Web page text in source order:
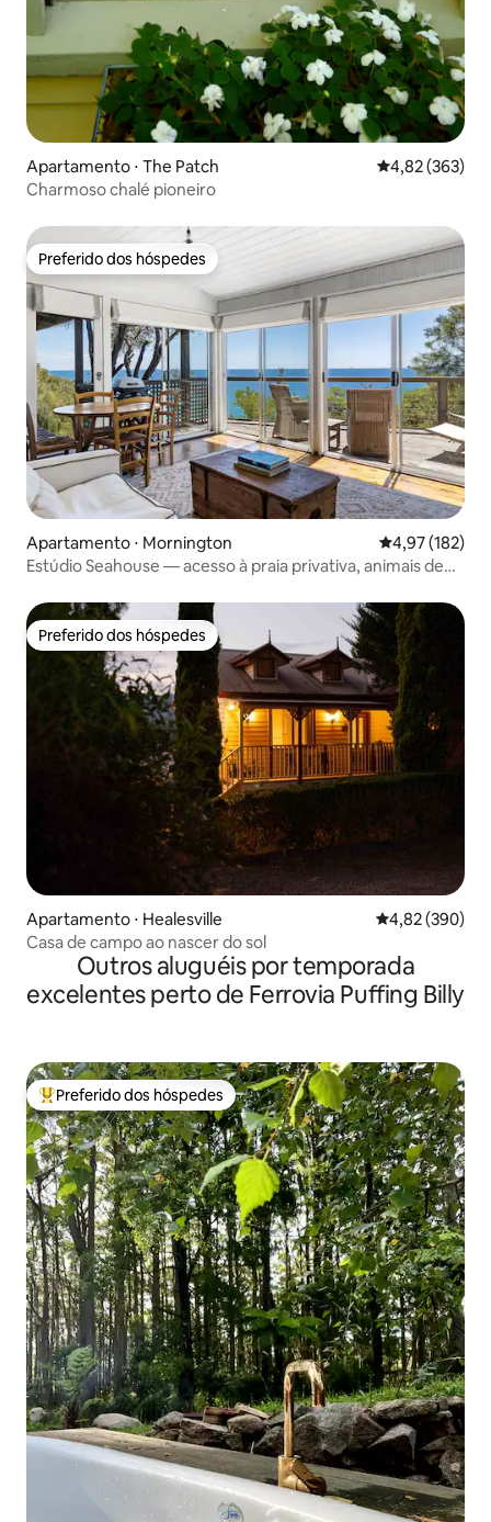
Apartamento ⋅ The Patch 4,82 de uma
4,82 (363)
Charmoso chalé pioneiro
Preferido dos hóspedes
Preferido dos hóspedes
Apartamento ⋅ Mornington 4,97 de uma
4,97 (182)
Estúdio Seahouse — acesso à praia privativa, animais de
Preferido dos hóspedes
Preferido dos hóspedes
Apartamento ⋅ Healesville 4,82 de uma
4,82 (390)
Casa de campo ao nascer do sol
Outros aluguéis por temporada
excelentes perto de Ferrovia Puffing Billy
Entre os melhores preferidos dos hóspedes
Preferido dos hóspedes